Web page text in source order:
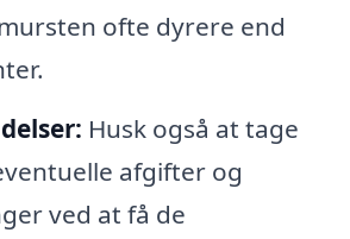
ofte dyrere end
Husk også at tage
afgifter og
ved at få de